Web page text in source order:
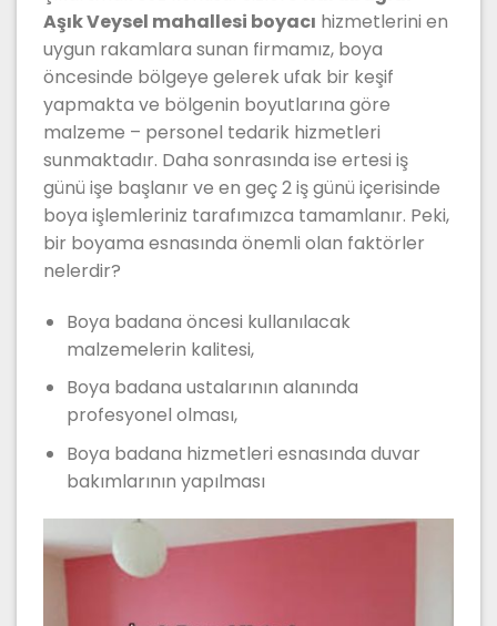
Aşık Veysel mahallesi boyacı hizmetlerini en
uygun rakamlara sunan firmamız, boya
öncesinde bölgeye gelerek ufak bir keşif
yapmakta ve bölgenin boyutlarına göre
malzeme – personel tedarik hizmetleri
sunmaktadır. Daha sonrasında ise ertesi iş
günü işe başlanır ve en geç 2 iş günü içerisinde
boya işlemleriniz tarafımızca tamamlanır. Peki,
bir boyama esnasında önemli olan faktörler
nelerdir?
Boya badana öncesi kullanılacak
malzemelerin kalitesi,
Boya badana ustalarının alanında
profesyonel olması,
Boya badana hizmetleri esnasında duvar
bakımlarının yapılması